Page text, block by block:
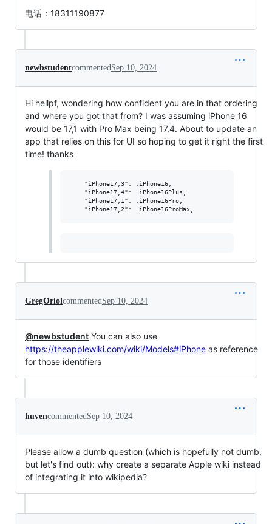
电话：18311190877
newbstudentcommentedSep 10, 2024
Hi hellpf, wondering how confident you are in that ordering
and where you got that from? I was assuming iPhone 16
would be 17,1 with Pro Max being 17,4. About to update an
app that relies on this for UI so hoping to get it right the first
time! thanks
    "iPhone17,3": .iPhone16,
    "iPhone17,4": .iPhone16Plus,
    "iPhone17,1": .iPhone16Pro,
GregOriolcommentedSep 10, 2024
@newbstudent You can also use
https://theapplewiki.com/wiki/Models#iPhone as reference
for those identifiers
huvencommentedSep 10, 2024
Please allow a dumb question (which is hopefully not dumb,
but let's find out): why create a separate Apple wiki instead
of integrating it into wikipedia?